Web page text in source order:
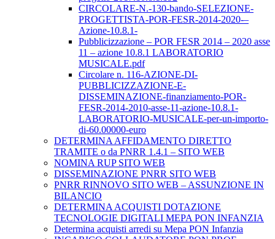
CIRCOLARE-N.-130-bando-SELEZIONE-
PROGETTISTA-POR-FESR-2014-2020-–
Azione-10.8.1-
Pubblicizzazione – POR FESR 2014 – 2020 asse
11 – azione 10.8.1 LABORATORIO
MUSICALE.pdf
Circolare n. 116-AZIONE-DI-
PUBBLICIZZAZIONE-E-
DISSEMINAZIONE-finanziamento-POR-
FESR-2014-2010-asse-11-azione-10.8.1-
LABORATORIO-MUSICALE-per-un-importo-
di-60.00000-euro
DETERMINA AFFIDAMENTO DIRETTO
TRAMITE o da PNRR 1.4.1 – SITO WEB
NOMINA RUP SITO WEB
DISSEMINAZIONE PNRR SITO WEB
PNRR RINNOVO SITO WEB – ASSUNZIONE IN
BILANCIO
DETERMINA ACQUISTI DOTAZIONE
TECNOLOGIE DIGITALI MEPA PON INFANZIA
Determina acquisti arredi su Mepa PON Infanzia